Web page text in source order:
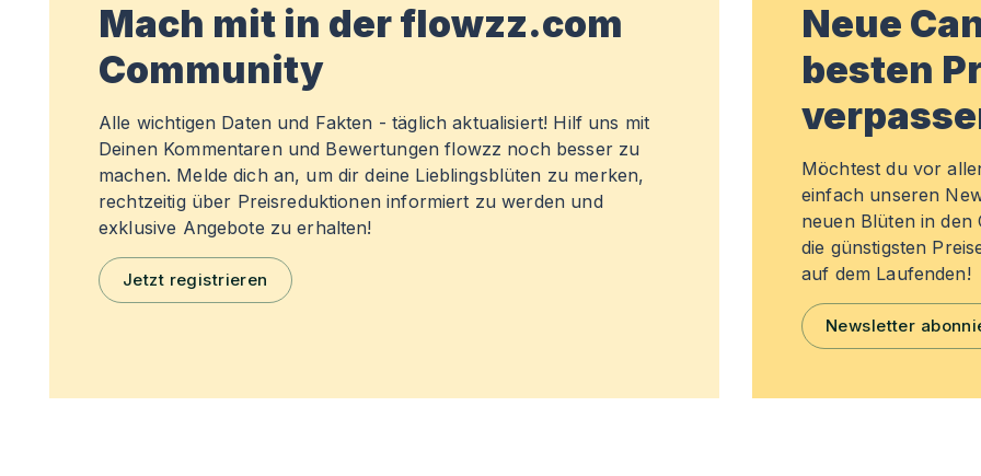
Mach mit in der flowzz.com
Community
Alle wichtigen Daten und Fakten - täglich aktualisiert! Hilf uns mit
Deinen Kommentaren und Bewertungen flowzz noch besser zu
machen. Melde dich an, um dir deine Lieblingsblüten zu merken,
rechtzeitig über Preisreduktionen informiert zu werden und
exklusive Angebote zu erhalten!
Jetzt registrieren
Neue
besten
Möchtest du vor
einfach unseren
neuen Blüten in den
die günstigsten
auf dem Laufenden!
Newsletter